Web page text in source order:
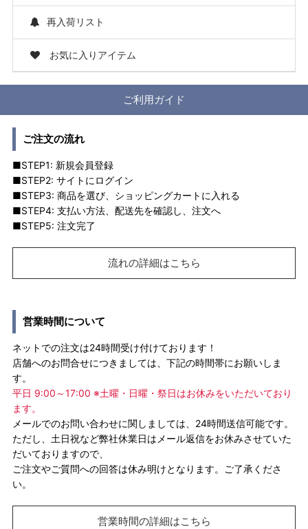
再入荷リスト
お気に入りアイテム
ご利用ガイド
ご注文の流れ
■STEP1: 新規会員登録
■STEP2: サイトにログイン
■STEP3: 商品を選び、ショッピングカートに入れる
■STEP4: 支払い方法、配送先を確認し、注文へ
■STEP5: 注文完了
流れの詳細はこちら
営業時間について
ネットでの注文は24時間受け付けております！
店舗へのお問合せにつきましては、下記の時間帯にお願いしま
す。
平日 9:00～17:00 ※土曜・日曜・祭日はお休みをいただいており
ます。
メールでのお問い合わせに関しましては、24時間送信可能です。
ただし、土日祝など弊社休業日はメール返信をお休みさせていた
だいておりますので、
ご注文やご質問への回答は休み明けとなります。ご了承くださ
い。
営業時間の詳細はこちら